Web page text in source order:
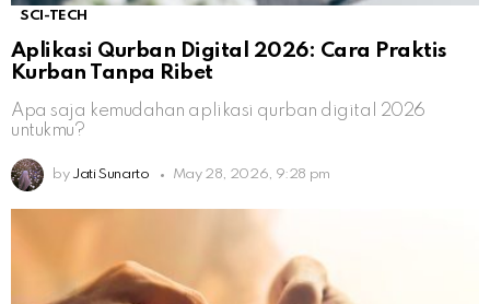
SCI-TECH
Aplikasi Qurban Digital 2026: Cara Praktis
Kurban Tanpa Ribet
Apa saja kemudahan aplikasi qurban digital 2026
untukmu?
by Jati Sunarto May 28, 2026, 9:28 pm